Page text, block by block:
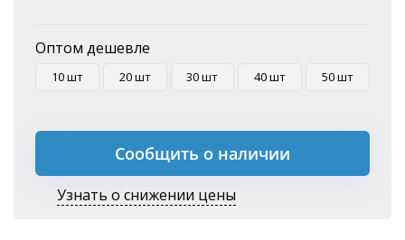
Оптом дешевле
10 шт 20 шт 30 шт 40 шт 50 шт
Сообщить о наличии
Узнать о снижении цены